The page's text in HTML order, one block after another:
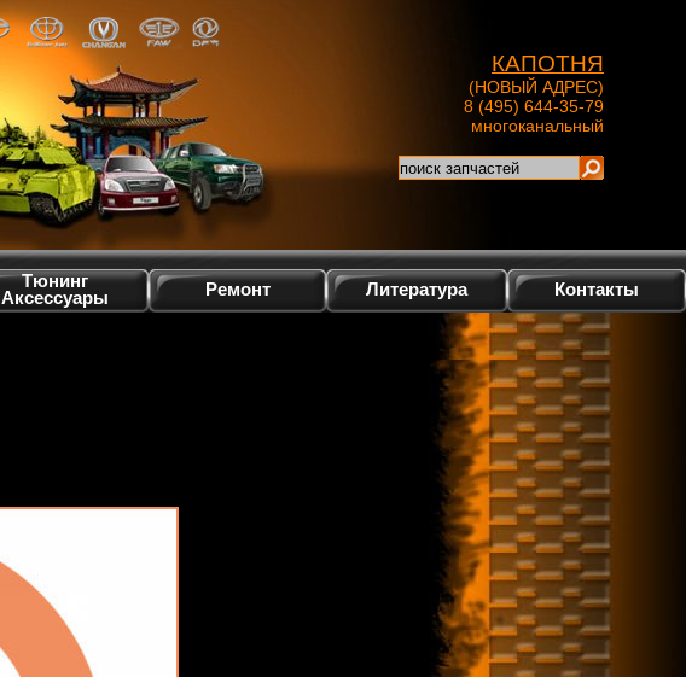
КАПОТНЯ
(НОВЫЙ АДРЕС)
8 (495) 644-35-79
многоканальный
Тюнинг
Аксессуары
Ремонт Литература Контакты